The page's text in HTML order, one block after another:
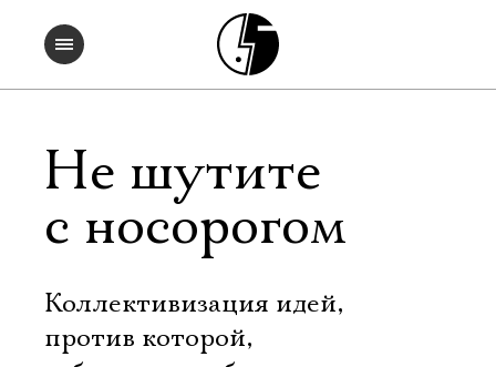
Не шутите
с носорогом
Коллективизация идей,
против которой,